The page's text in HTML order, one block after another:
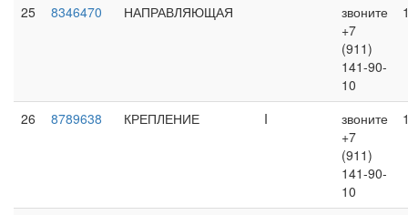
25 8346470 НАПРАВЛЯЮЩАЯ
звоните
+7
(911)
141-90-
10
26 8789638 КРЕПЛЕНИЕ I
звоните
+7
(911)
141-90-
10